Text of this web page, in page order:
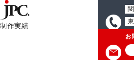
制作実績
お
カタログ制作・パンフレットデザイン会社